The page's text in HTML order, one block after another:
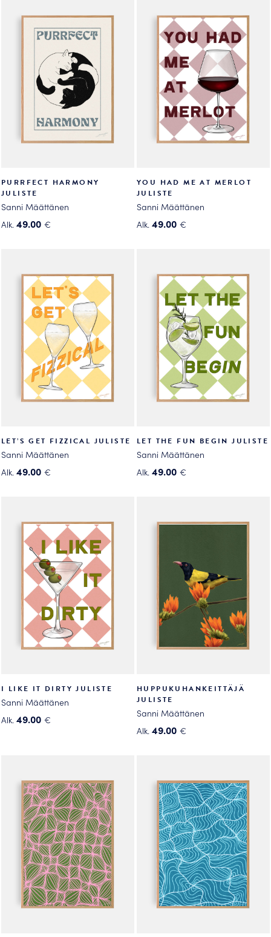
PURRFECT HARMONY
JULISTE
Sanni Määttänen
Alk. 49.00 €
useampi
muunnelma.
tehdä
valinnat
tuotteen
YOU HAD ME AT MERLOT
JULISTE
Sanni Määttänen
Alk. 49.00 €
useampi
muunnelma.
tehdä
valinnat
tuotteen
LET’S GET FIZZICAL JULISTE
Sanni Määttänen
Alk. 49.00 €
useampi
muunnelma.
tehdä
valinnat
tuotteen
LET THE FUN BEGIN JULISTE
Sanni Määttänen
Alk. 49.00 €
useampi
tuotteen
sivulla.
I LIKE IT DIRTY JULISTE
Sanni Määttänen
Alk. 49.00 €
muunnelma.
tehdä
valinnat
tuotteen
sivulla.
HUPPUKUHANKEITTÄJÄ
JULISTE
Sanni Määttänen
Alk. 49.00 €
useampi
muunnelma.
tehdä
valinnat
tuotteen
sivulla.